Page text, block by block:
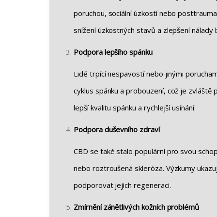
poruchou, sociální úzkostí nebo
snížení úzkostných stavů a zlepšení
Podpora lepšího spánku
Lidé trpící nespavostí nebo jinými
cyklus spánku a probouzení, což je
lepší kvalitu spánku a rychlejší usínání.
Podpora duševního zdraví
CBD se také stalo populární pro svou
nebo roztroušená skleróza. Výzkumy
podporovat jejich regeneraci.
Zmírnění zánětlivých kožních problémů